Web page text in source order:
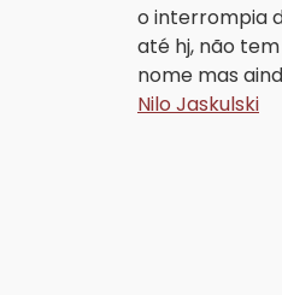
o interrompia
até hj, não
nome mas
Nilo Jaskulski